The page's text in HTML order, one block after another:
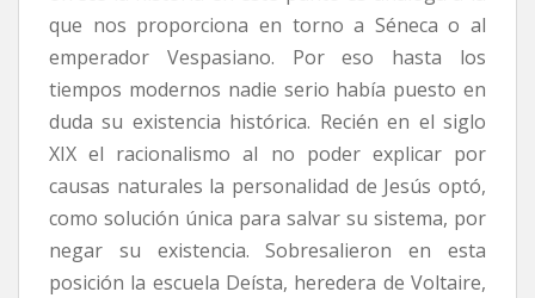
que nos proporciona en torno a Séneca o al
emperador Vespasiano. Por eso hasta los
tiempos modernos nadie serio había puesto en
duda su existencia histórica. Recién en el siglo
XIX el racionalismo al no poder explicar por
causas naturales la personalidad de Jesús optó,
como solución única para salvar su sistema, por
negar su existencia. Sobresalieron en esta
posición la escuela Deísta, heredera de Voltaire,